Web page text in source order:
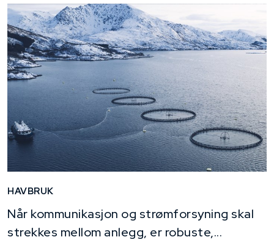
HAVBRUK
Når kommunikasjon og strømforsyning skal
strekkes mellom anlegg, er robuste,...